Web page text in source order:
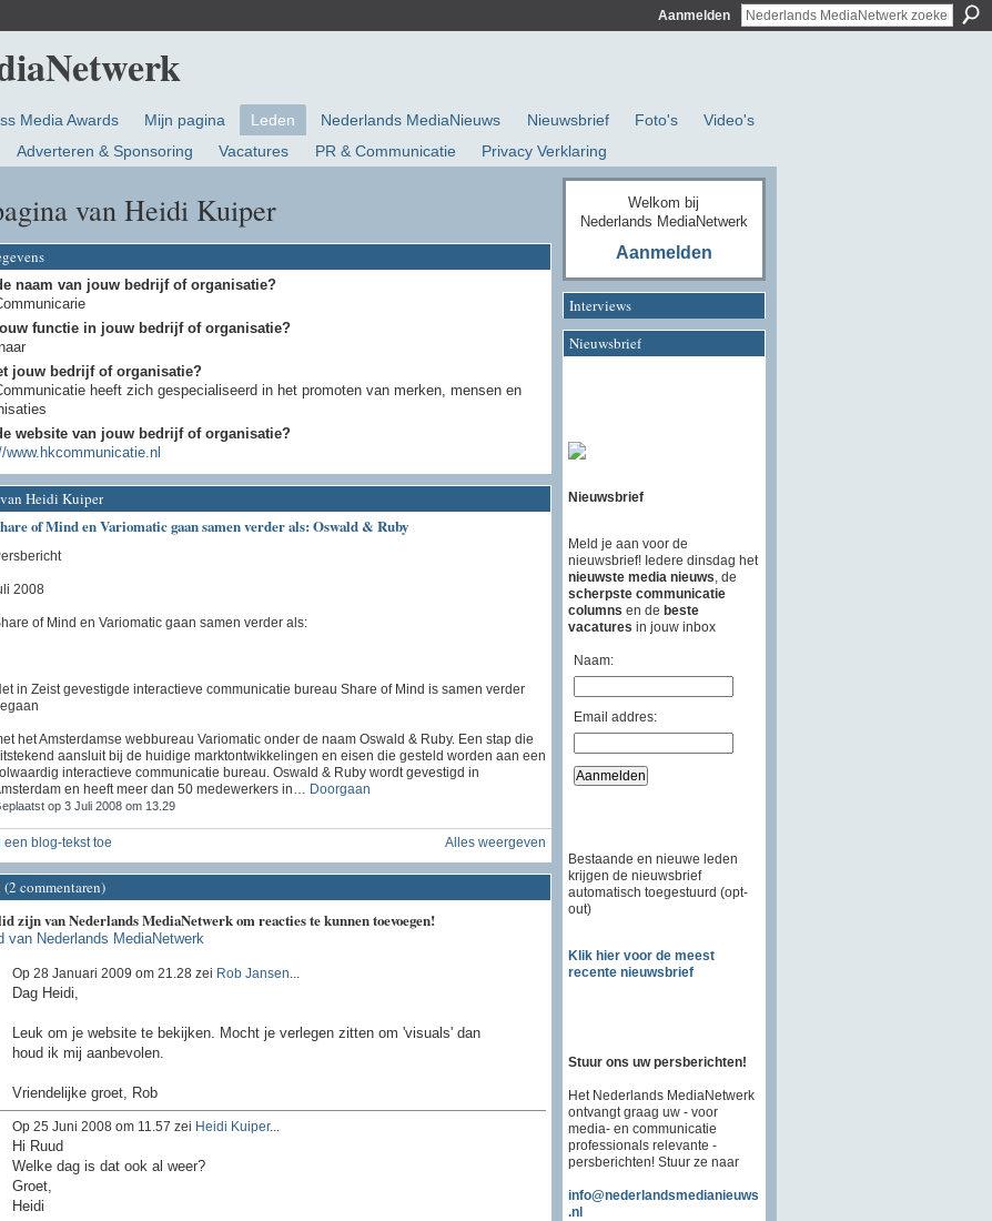
Aanmelden
Media Awards Mijn pagina Leden Nederlands MediaNieuws Nieuwsbrief Foto's
Video's
Adverteren & Sponsoring Vacatures PR & Communicatie Privacy Verklaring
van Heidi Kuiper
naam van jouw bedrijf of organisatie?
functie in jouw bedrijf of organisatie?
jouw bedrijf of organisatie?
heeft zich gespecialiseerd in het promoten van merken, mensen en
website van jouw bedrijf of organisatie?
www.hkcommunicatie.nl
Heidi Kuiper
of Mind en Variomatic gaan samen verder als: Oswald & Ruby
2008
of Mind en Variomatic gaan samen verder als:
in Zeist gevestigde interactieve communicatie bureau Share of Mind is samen verder
het Amsterdamse webbureau Variomatic onder de naam Oswald & Ruby. Een stap die
aansluit bij de huidige marktontwikkelingen en eisen die gesteld worden aan een
interactieve communicatie bureau. Oswald & Ruby wordt gevestigd in
en heeft meer dan 50 medewerkers in…
Doorgaan
op 3 Juli 2008 om 13.29
een blog-tekst toe Alles weergeven
commentaren)
zijn van Nederlands MediaNetwerk om reacties te kunnen toevoegen!
van Nederlands MediaNetwerk
Op 28 Januari 2009 om 21.28 zei Rob Jansen
Dag Heidi,
Leuk om je website te bekijken. Mocht je verlegen zitten om 'visuals' dan
houd ik mij aanbevolen.
Vriendelijke groet, Rob
Op 25 Juni 2008 om 11.57 zei Heidi Kuiper...
Hi Ruud
Welke dag is dat ook al weer?
Groet,
Heidi
Welkom bij
Nederlands MediaNetwerk
Aanmelden
Interviews
Nieuwsbrief
Nieuwsbrief
Meld je aan voor de
nieuwsbrief! Iedere dinsdag het
nieuwste media nieuws , de
scherpste communicatie
columns en de beste
vacatures in jouw inbox
Naam:
Email addres:
Bestaande en nieuwe leden
krijgen de nieuwsbrief
automatisch toegestuurd (opt-
out)
Klik hier voor de meest
recente nieuwsbrief
Stuur ons uw persberichten!
Het Nederlands MediaNetwerk
ontvangt graag uw - voor
media- en communicatie
professionals relevante -
persberichten! Stuur ze naar
info@nederlandsmedianieuws
.nl